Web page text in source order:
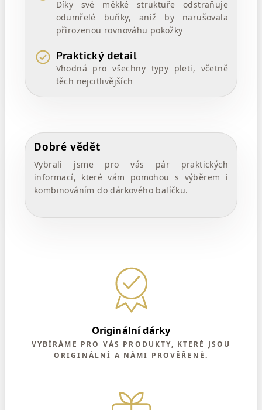
Díky své měkké struktuře odstraňuje
odumřelé buňky, aniž by narušovala
přirozenou rovnováhu pokožky
Praktický detail
Vhodná pro všechny typy pleti, včetně
těch nejcitlivějších
Dobré vědět
Vybrali jsme pro vás pár praktických
informací, které vám pomohou s výběrem i
kombinováním do dárkového balíčku.
Originální dárky
VYBÍRÁME PRO VÁS PRODUKTY, KTERÉ JSOU
ORIGINÁLNÍ A NÁMI PROVĚŘENÉ.